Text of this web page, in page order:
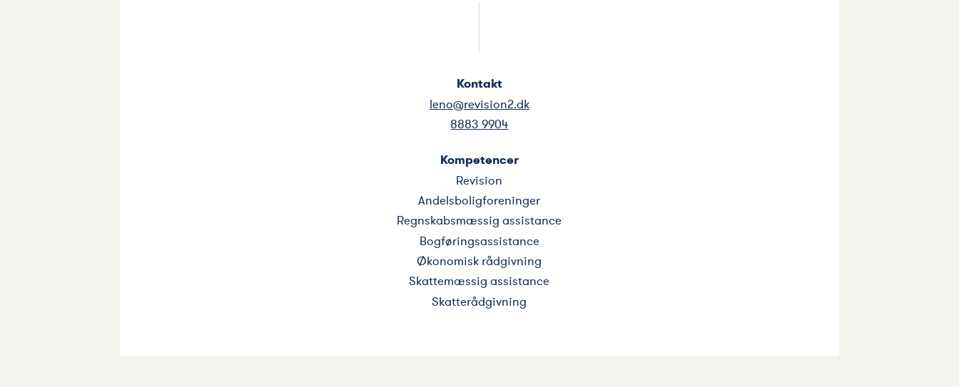
Kontakt
leno@revision2.dk
8883 9904
Kompetencer
Revision
Andelsboligforeninger
Regnskabsmæssig assistance
Bogføringsassistance
Økonomisk rådgivning
Skattemæssig assistance
Skatterådgivning